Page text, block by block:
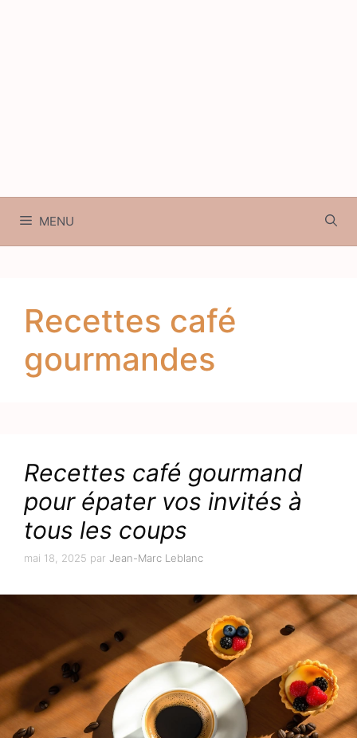
MENU
Recettes café
gourmandes
Recettes café gourmand
pour épater vos invités à
tous les coups
mai 18, 2025 par Jean-Marc Leblanc